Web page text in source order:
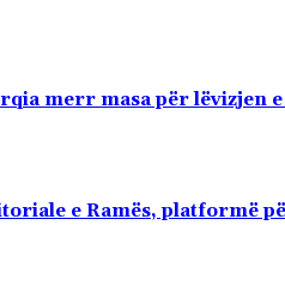
merr masa për lëvizjen
e Ramës, platformë